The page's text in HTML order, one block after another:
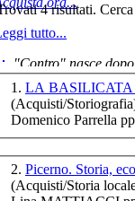
tutto...
"Contro" nasce
cominciato con la
ripensaremarx. i saggi
questa collaborazione
è teorica, sempre però
fase.
ora...
cURL error 28: Failed
4 risultati.
1. LA
(Acquisti/
Domenico Parrella
2. Picerno. Storia,
(Acquisti/Storia